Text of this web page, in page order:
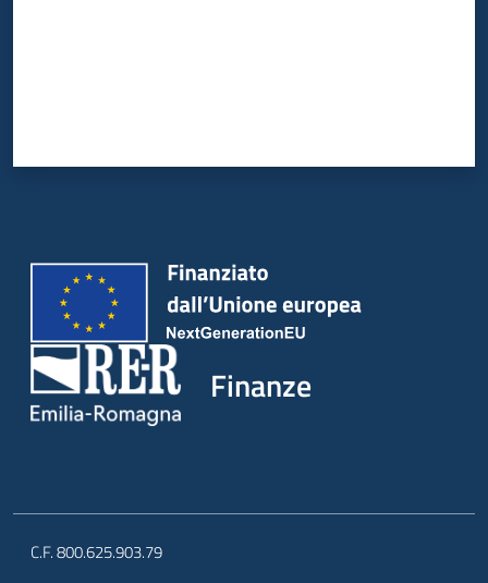
Finanze
C.F. 800.625.903.79